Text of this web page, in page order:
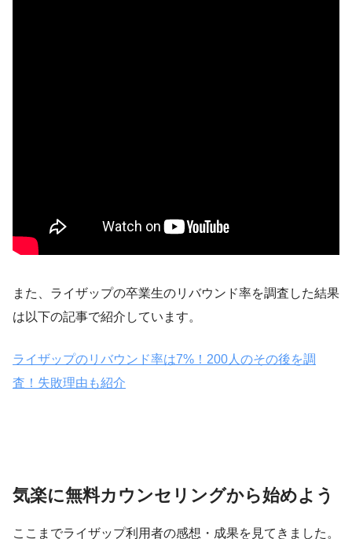
また、ライザップの卒業生のリバウンド率を調査した結果
は以下の記事で紹介しています。
ライザップのリバウンド率は7%！200人のその後を調
査！失敗理由も紹介
気楽に無料カウンセリングから始めよう
ここまでライザップ利用者の感想・成果を見てきました。